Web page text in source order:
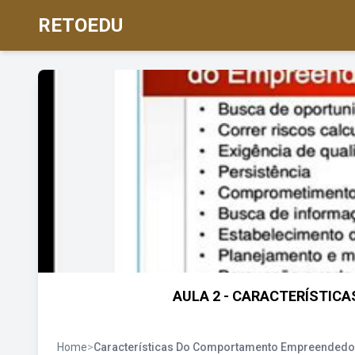
RETOEDU
AULA 2 -
Home>Características Do Comportamento